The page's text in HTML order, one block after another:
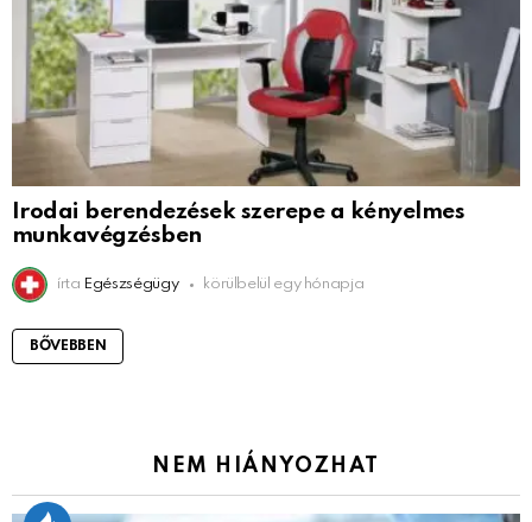
Irodai berendezések szerepe a kényelmes
munkavégzésben
írta Egészségügy körülbelül egy hónapja
BŐVEBBEN
NEM HIÁNYOZHAT